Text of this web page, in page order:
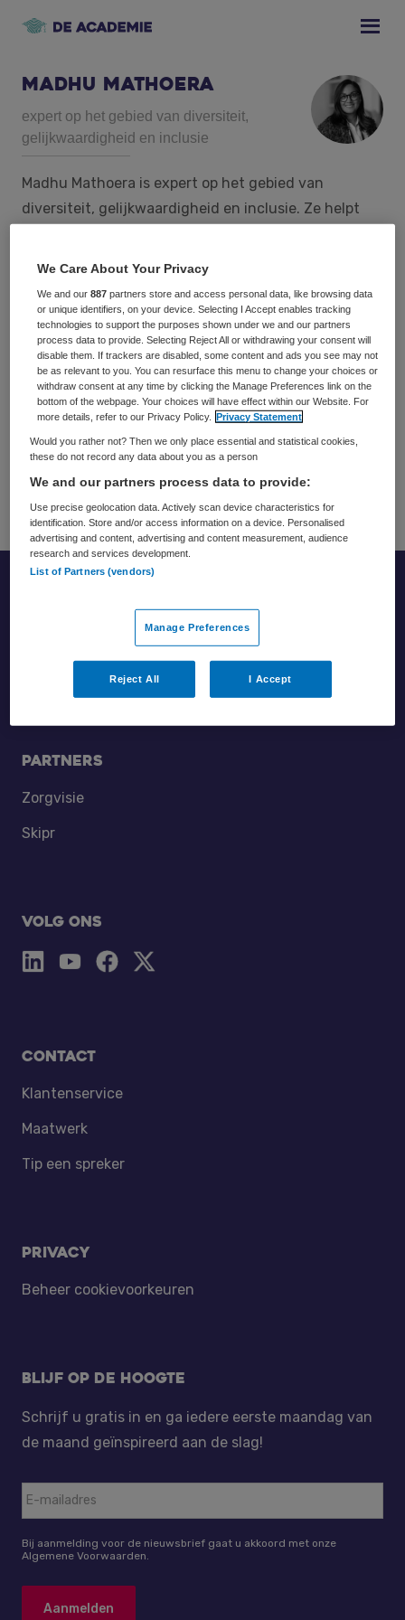
Madhu Mathoera
expert op het gebied van diversiteit,
gelijkwaardigheid en inclusie
Madhu Mathoera is expert op het gebied van
diversiteit, gelijkwaardigheid en inclusie. Ze helpt
Vanuit De inclusieve organisatie deelt ze haar
kennis, expertise en ervaringen. Zo kan iedereen
werken aan een inclusieve(re) organisatie. Een
inclusieve organisatie zorgt niet alleen voor gelijke
kansen en het behoud van talent, ook draagt het bij
aan een hogere mate van medewerkers- en
klanttevredenheid, productiviteit, creativiteit en
innovatie.
Partners
Zorgvisie
Skipr
Volg ons
Contact
Klantenservice
Maatwerk
Tip een spreker
Privacy
Beheer cookievoorkeuren
Blijf op de hoogte
Schrijf u gratis in en ga iedere eerste maandag van
de maand geïnspireerd aan de slag!
Bij aanmelding voor de nieuwsbrief gaat u akkoord met onze
Algemene Voorwaarden.
We Care About Your Privacy
We and our887 partners store and access personal data, like browsing data
or unique identifiers, on your device. Selecting I Accept enables tracking
technologies to support the purposes shown under we and our partners
process data to provide. Selecting Reject All or withdrawing your consent will
disable them. If trackers are disabled, some content and ads you see may not
be as relevant to you. You can resurface this menu to change your choices or
withdraw consent at any time by clicking the Manage Preferences link on the
bottom of the webpage. Your choices will have effect within our Website. For
more details, refer to our Privacy Policy.
Privacy Statement
Would you rather not? Then we only place essential and statistical cookies,
these do not record any data about you as a person
We and our partners process data to provide:
Use precise geolocation data. Actively scan device characteristics for
identification. Store and/or access information on a device. Personalised
advertising and content, advertising and content measurement, audience
research and services development.
List of Partners (vendors)
Manage Preferences
Reject All I Accept